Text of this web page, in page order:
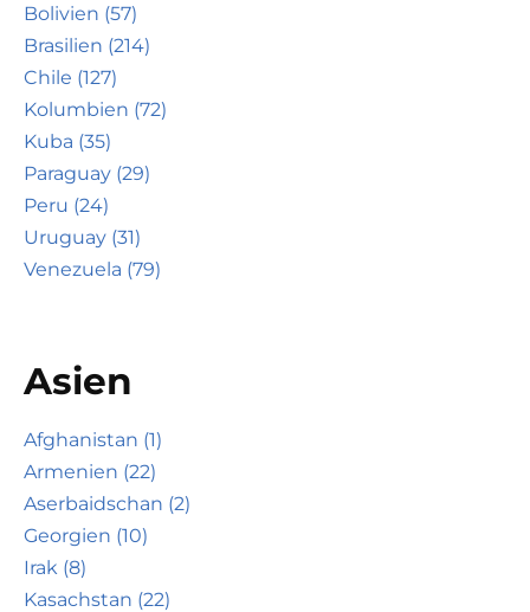
Bolivien (57)
Brasilien (214)
Chile (127)
Kolumbien (72)
Kuba (35)
Paraguay (29)
Peru (24)
Uruguay (31)
Venezuela (79)
Asien
Afghanistan (1)
Armenien (22)
Aserbaidschan (2)
Georgien (10)
Irak (8)
Kasachstan (22)